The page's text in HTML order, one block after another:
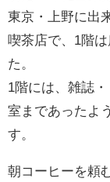
東京・上野に出
喫茶店で、1階
た。
1階には、雑誌
室まであったよ
す。
朝コーヒーを頼